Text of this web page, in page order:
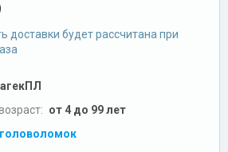
доставки будет рассчитана при
от 4 до 99 лет